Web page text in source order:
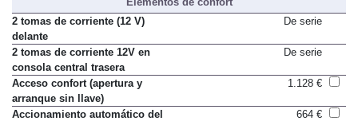
2 tomas de corriente (12 V)
delante
De serie
2 tomas de corriente 12V en
consola central trasera
De serie
Acceso confort (apertura y
arranque sin llave)
1.128 €
Accionamiento automático del
664 €